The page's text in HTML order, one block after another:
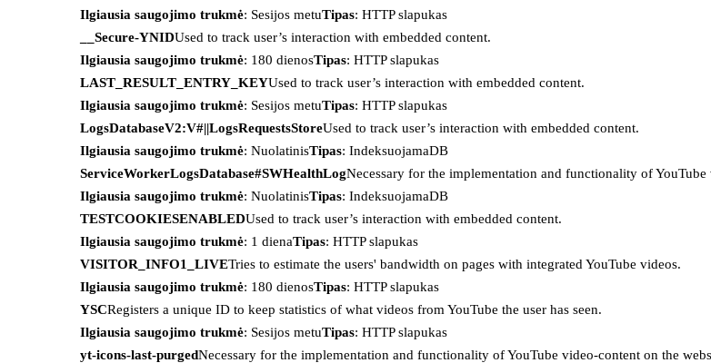
Ilgiausia saugojimo trukmė: Sesijos metuTipas: HTTP slapukas
__Secure-YNIDUsed to track user’s interaction with embedded content.
Ilgiausia saugojimo trukmė: 180 dienosTipas: HTTP slapukas
LAST_RESULT_ENTRY_KEYUsed to track user’s interaction with embedded content.
Ilgiausia saugojimo trukmė: Sesijos metuTipas: HTTP slapukas
LogsDatabaseV2:V#||LogsRequestsStoreUsed to track user’s interaction with embedded content.
Ilgiausia saugojimo trukmė: NuolatinisTipas: IndeksuojamaDB
ServiceWorkerLogsDatabase#SWHealthLogNecessary for the implementation and functionality of
Ilgiausia saugojimo trukmė: NuolatinisTipas: IndeksuojamaDB
TESTCOOKIESENABLEDUsed to track user’s interaction with embedded content.
Ilgiausia saugojimo trukmė: 1 dienaTipas: HTTP slapukas
VISITOR_INFO1_LIVETries to estimate the users' bandwidth on pages with integrated YouTube videos.
Ilgiausia saugojimo trukmė: 180 dienosTipas: HTTP slapukas
YSCRegisters a unique ID to keep statistics of what videos from YouTube the user has seen.
Ilgiausia saugojimo trukmė: Sesijos metuTipas: HTTP slapukas
yt-icons-last-purgedNecessary for the implementation and functionality of YouTube video-content on the